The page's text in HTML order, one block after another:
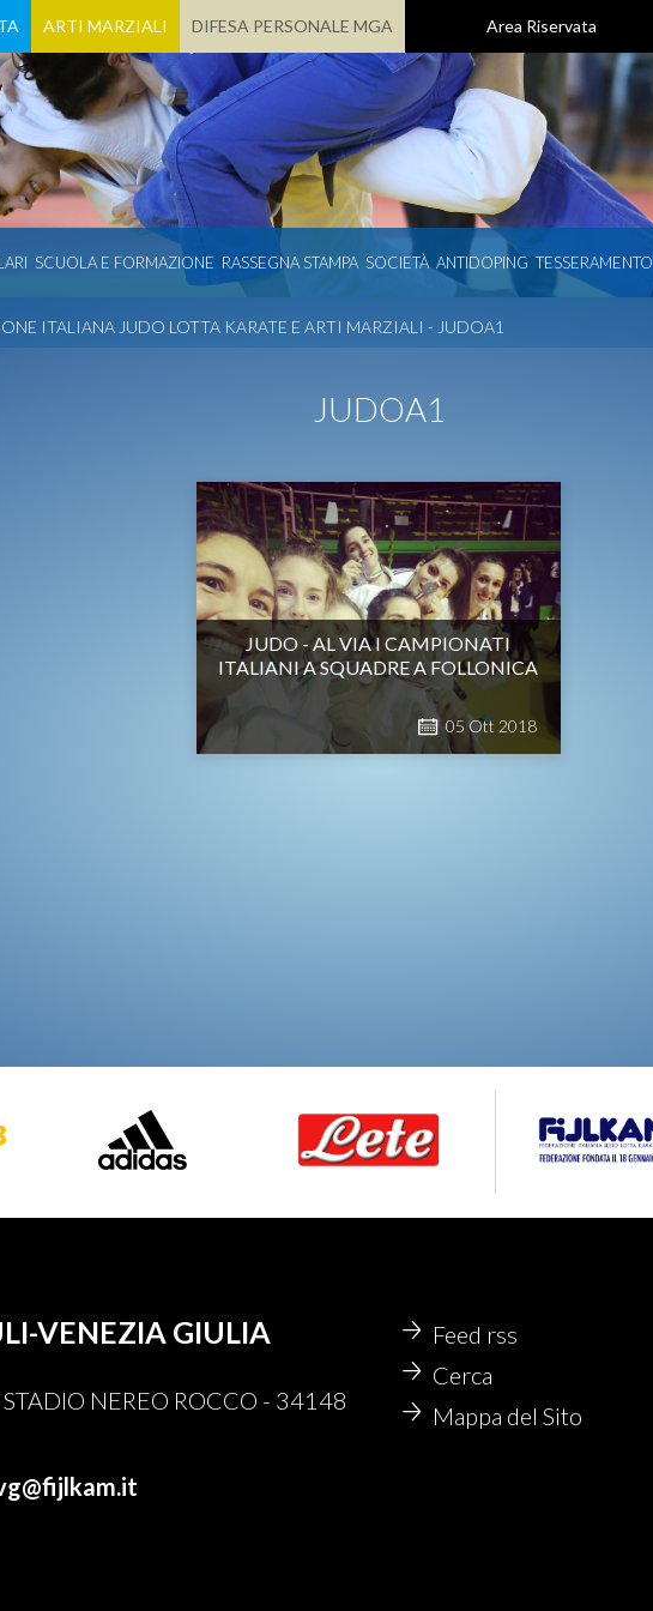
ARTI MARZIALI DIFESA PERSONALE MGA Area Riservata
SCUOLA E FORMAZIONE RASSEGNA STAMPA SOCIETÀ ANTIDOPING TESSERAMENTO
ITALIANA JUDO LOTTA KARATE E ARTI MARZIALI - JUDOA1
JUDOA1
JUDO - AL VIA I CAMPIONATI
ITALIANI A SQUADRE A FOLLONICA
05 Ott 2018
VENEZIA GIULIA
NEREO ROCCO - 34148
Feed rss
Cerca
Mappa del Sito